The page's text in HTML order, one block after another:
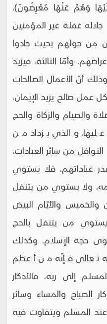
وَهُمْ عَنْهَا مُعْرِضُونَ)،
غفلة غير المؤمنين
من حولهم بحيث حادوا
وأمّا الثالثة، فيزيد
وذلك أنّ الأعمال الصالحات
عمل صالح يزيد الإيمان،
والصيام والزكاة والحج
عليها، والذي يزداد من
من سائر العبادات،
عباداتهم، فلا يستوي
ولا يستوي من يتنفل
والخميس والأيّام البيض
من يتنفل بالحج
حجة الإسلام. وكذلك
لله تعالى فإنّه من أعظم
إلى ربه، فالأذكار
الصباح والمساء وسائر
عند المسلم ويتفاوت فيه